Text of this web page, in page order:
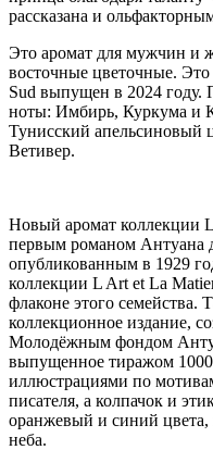
рассказана и
Это аромат для мужчин и
восточные цветочные.
Sud выпущен в 2024
ноты: Имбирь, Куркума и
Тунисский апельсиновый
Ветивер.
Новый аромат коллекции
первым романом Антуана
опубликованным в 1929
коллекции L Art et La
флаконе этого семейства.
коллекционное издание,
Молодёжным фондом
выпущенное тиражом 1000
иллюстрациями по
писателя, а колпачок и
оранжевый и синий
неба.